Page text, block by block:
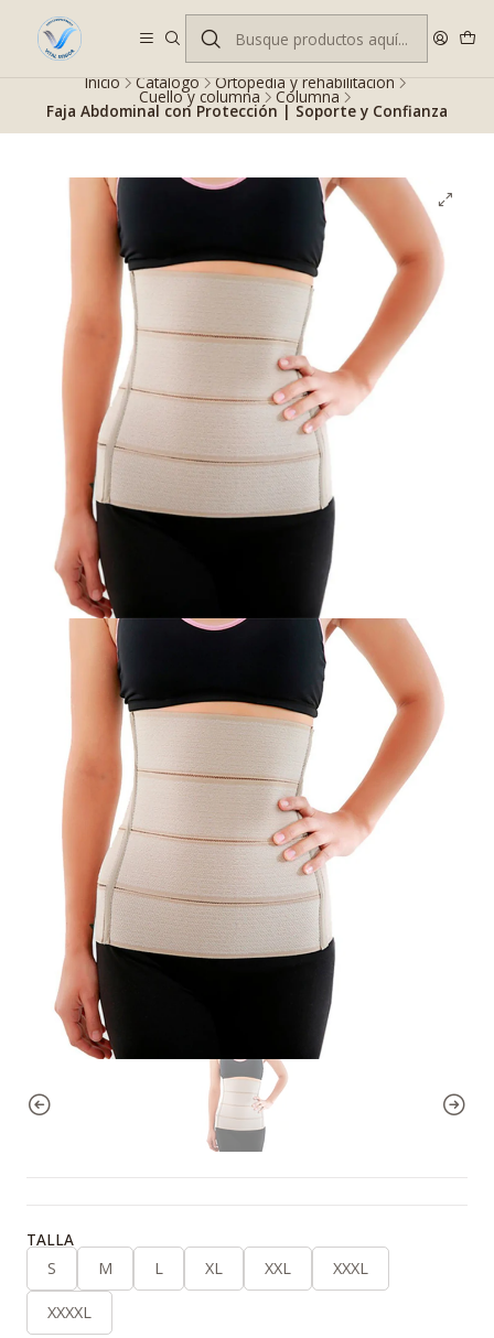
Despacho gratis en RM desde $100.000. Revisa las condiciones.
Inicio Catálogo Ortopedia y rehabilitación
Cuello y columna Columna
Faja Abdominal con Protección | Soporte y Confianza
TALLA
S
M L XL XXL XXXL
XXXXL